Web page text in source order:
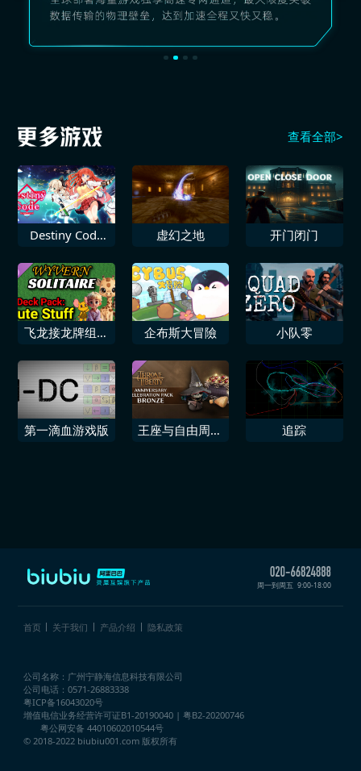
查看全部>
Destiny Code
虚幻之地 开门闭门
飞龙接龙牌组可
企布斯大冒險 小队零
第一滴血游戏版
王座与自由周年
追踪
周一到周五 9:00-18:00
首页 关于我们 产品介绍 隐私政策
公司名称：广州宁静海信息科技有限公司
公司电话：0571-26883338
粤ICP备16043020号
增值电信业务经营许可证B1-20190040 | 粤B2-20200746
粤公网安备 44010602010544号
© 2018-2022 biubiu001.com 版权所有